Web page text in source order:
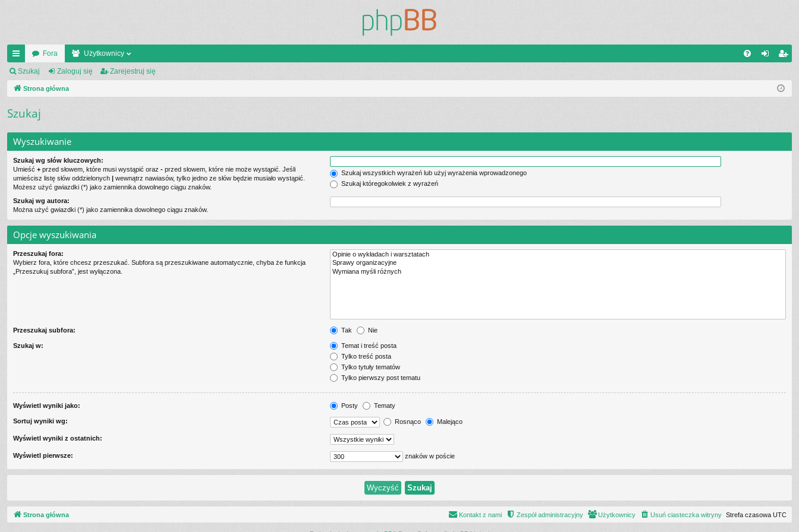
ię
ce
Fora Użytkownicy
ej
Szukaj Zaloguj się Zarejestruj się
Strona główna
Szukaj
Wyszukiwanie
Szukaj wg słów kluczowych:
Umieść + przed słowem, które musi wystąpić oraz - przed słowem, które nie może wystąpić. Jeśli
umieścisz listę słów oddzielonych | wewnątrz nawiasów, tylko jedno ze słów będzie musiało wystąpić.
Możesz użyć gwiazdki (*) jako zamiennika dowolnego ciągu znaków.
Szukaj wszystkich wyrażeń lub użyj wyrażenia wprowadzonego
Szukaj któregokolwiek z wyrażeń
Szukaj wg autora:
Można użyć gwiazdki (*) jako zamiennika dowolnego ciągu znaków.
Opcje wyszukiwania
Przeszukaj fora:
Wybierz fora, które chcesz przeszukać. Subfora są przeszukiwane automatycznie, chyba że funkcja
„Przeszukuj subfora”, jest wyłączona.
Przeszukaj subfora: Tak Nie
Szukaj w:
Temat i treść posta
Tylko treść posta
Tylko tytuły tematów
Tylko pierwszy post tematu
Wyświetl wyniki jako: Posty Tematy
Sortuj wyniki wg: Rosnąco Malejąco
Wyświetl wyniki z ostatnich:
Wyświetl pierwsze: znaków w poście
Strona główna Strefa czasowa UTC
Usuń ciasteczka witryny
Użytkownicy
Zespół administracyjny
Kontakt z nami